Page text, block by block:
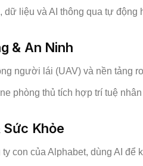
liệu và AI thông qua tự động
& An Ninh
người lái (UAV) và nền tảng
phòng thủ tích hợp trí tuệ nhân
Sức Khỏe
ty con của Alphabet, dùng AI để